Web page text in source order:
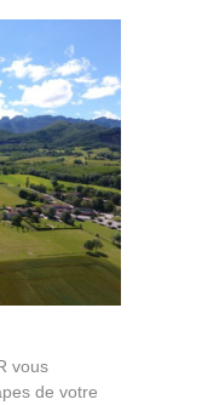
vous
de votre